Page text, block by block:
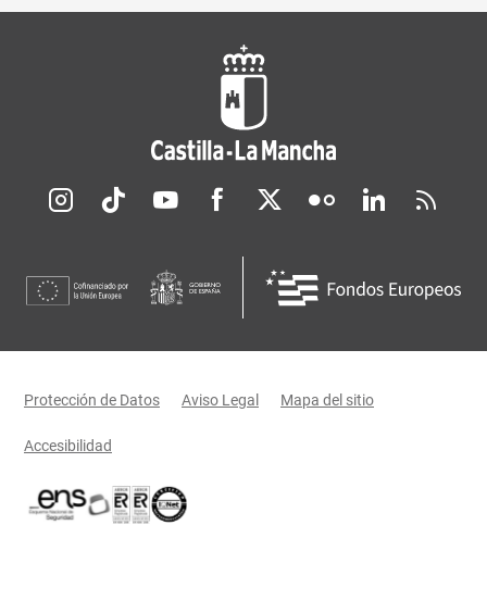
Redes sociales JCCM
Menú legal
Protección de Datos Aviso Legal Mapa del sitio
Accesibilidad